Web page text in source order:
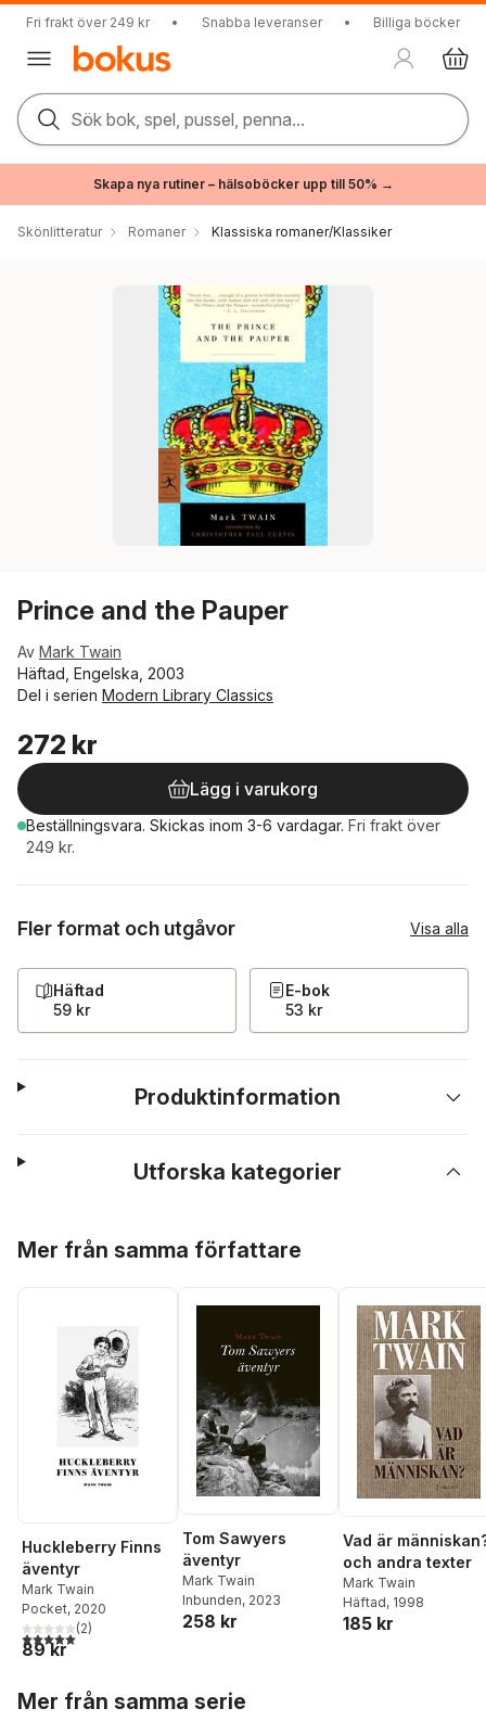
Fri frakt över 249 kr • Snabba leveranser • Billiga böcker
Sök bok, spel, pussel, penna...
Skapa nya rutiner – hälsoböcker upp till 50% →
Skönlitteratur Romaner Klassiska romaner/Klassiker
Prince and the Pauper
Av Mark Twain
Häftad, Engelska, 2003
Del i serien Modern Library Classics
272 kr
Lägg i varukorg
Beställningsvara. Skickas inom 3-6 vardagar. Fri frakt över
249 kr.
Fler format och utgåvor Visa alla
Häftad
59 kr
E-bok
53 kr
Produktinformation
Utforska kategorier
Mer från samma författare
Huckleberry Finns
äventyr
Mark Twain
Pocket, 2020
5,0utav 5 stjärnor. Totalt antal röster:
(2)
89 kr
Tom Sawyers
äventyr
Mark Twain
Inbunden, 2023
258 kr
Vad är
och andra texter
Mark Twain
Häftad, 1998
185 kr
Mer från samma serie